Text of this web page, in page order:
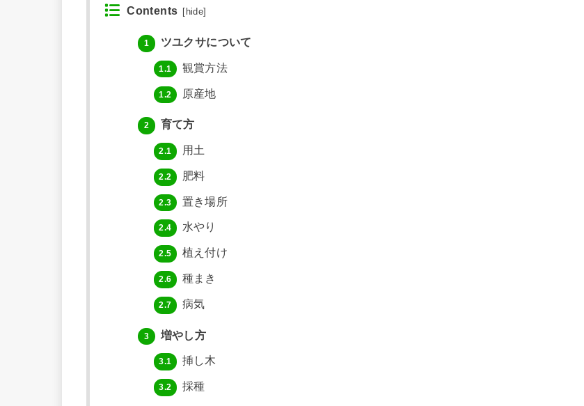
Contents hide
1 ツユクサについて
1.1 観賞方法
1.2 原産地
2 育て方
2.1 用土
2.2 肥料
2.3 置き場所
2.4 水やり
2.5 植え付け
2.6 種まき
2.7 病気
3 増やし方
3.1 挿し木
3.2 採種